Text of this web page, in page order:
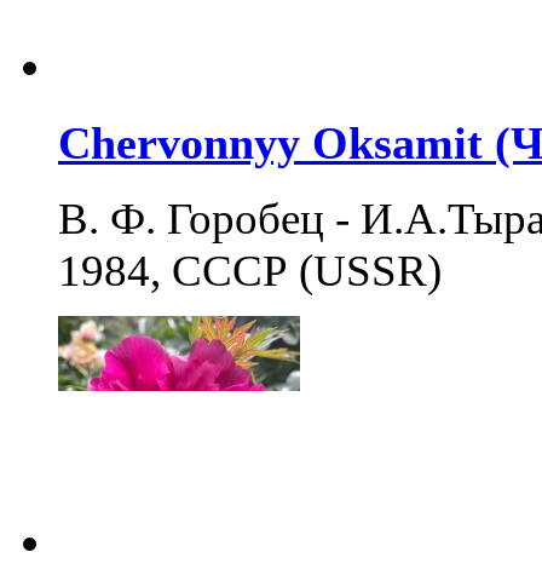
Chervonnyy Oksamit
В. Ф. Горобец -
1984, СССР (USSR)